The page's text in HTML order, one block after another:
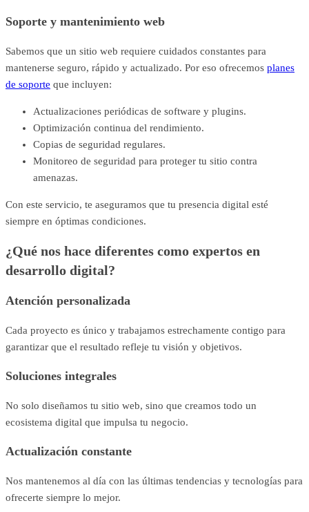
Soporte y mantenimiento web
Sabemos que un sitio web requiere cuidados constantes para
mantenerse seguro, rápido y actualizado. Por eso ofrecemos planes
de soporte que incluyen:
Actualizaciones periódicas de software y plugins.
Optimización continua del rendimiento.
Copias de seguridad regulares.
Monitoreo de seguridad para proteger tu sitio contra
amenazas.
Con este servicio, te aseguramos que tu presencia digital esté
siempre en óptimas condiciones.
¿Qué nos hace diferentes como expertos en
desarrollo digital?
Atención personalizada
Cada proyecto es único y trabajamos estrechamente contigo para
garantizar que el resultado refleje tu visión y objetivos.
Soluciones integrales
No solo diseñamos tu sitio web, sino que creamos todo un
ecosistema digital que impulsa tu negocio.
Actualización constante
Nos mantenemos al día con las últimas tendencias y tecnologías para
ofrecerte siempre lo mejor.